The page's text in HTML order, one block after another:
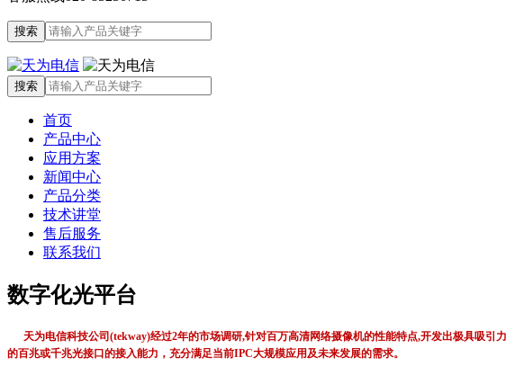
首页
产品中心
应用方案
新闻中心
产品分类
技术讲堂
售后服务
联系我们
数字化光平台
天为电信科技公司(tekway)经过2年的市场调研,针对百万高清网络摄像机的性能特点,开发出极具吸
的百兆或千兆光接口的接入能力，充分满足当前IPC大规模应用及未来发展的需求。